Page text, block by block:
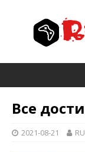
Все
2021-08-21